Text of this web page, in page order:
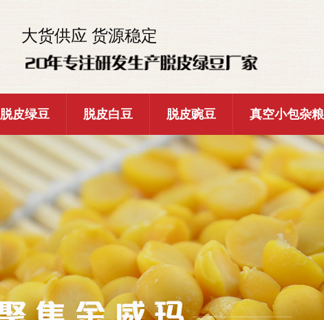
大货供应 货源稳定
脱皮绿豆 脱皮白豆 脱皮豌豆 真空小包杂粮